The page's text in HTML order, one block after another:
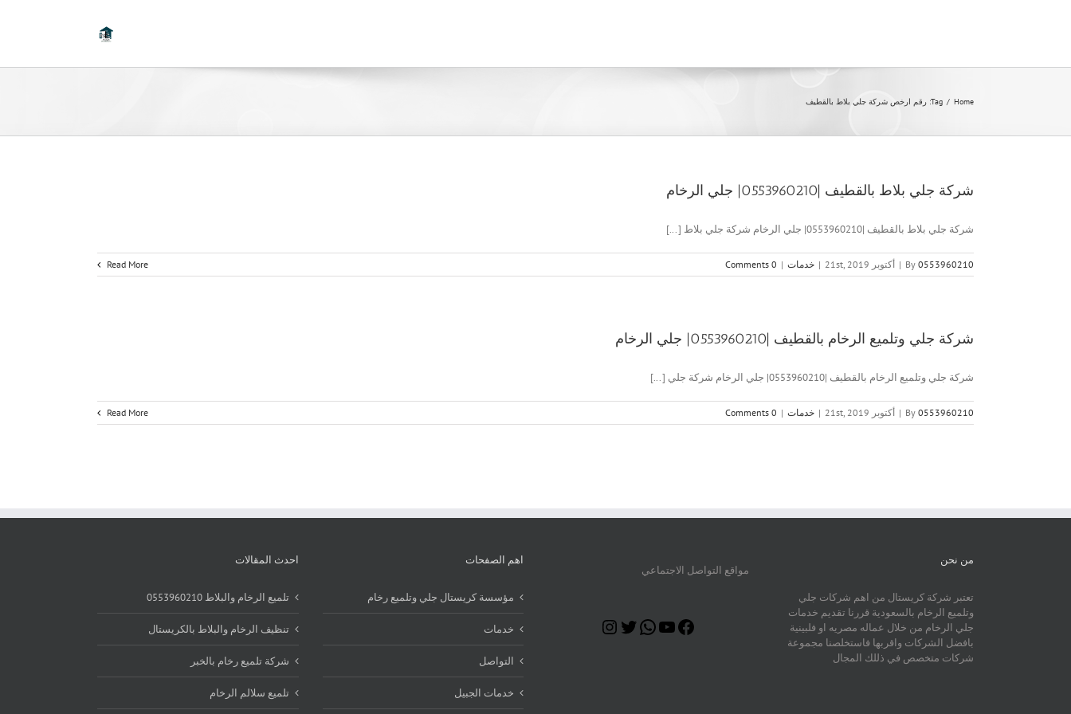
Home
/
Tag: رقم ارخص شركة جلي بلاط بالقطيف
شركة جلي بلاط بالقطيف |0553960210| جلي الرخام
شركة جلي بلاط بالقطيف |0553960210| جلي الرخام شركة جلي بلاط [...]
By 0553960210
| أكتوبر 21st, 2019 | خدمات |
0 Comments
Read More
شركة جلي وتلميع الرخام بالقطيف |0553960210| جلي الرخام
شركة جلي وتلميع الرخام بالقطيف |0553960210| جلي الرخام شركة جلي [...]
By 0553960210
| أكتوبر 21st, 2019 | خدمات |
0 Comments
Read More
من نحن
تعتبر شركة كريستال من اهم شركات جلي
وتلميع الرخام بالسعودية قررنا تقديم خدمات
جلي الرخام من خلال عماله مصريه او فلبينية
بافضل الشركات واقربها فاستخلصنا مجموعة
شركات متخصص في ذللك المجال
مواقع التواصل الاجتماعي
Facebook
YouTube
WhatsApp
Twitter
اهم الصفحات
مؤسسة كريستال جلي وتلميع رخام
خدمات
التواصل
خدمات الجبيل
احدث المقالات
تلميع الرخام والبلاط 0553960210
تنظيف الرخام والبلاط بالكريستال
شركة تلميع رخام بالخبر
تلميع سلالم الرخام